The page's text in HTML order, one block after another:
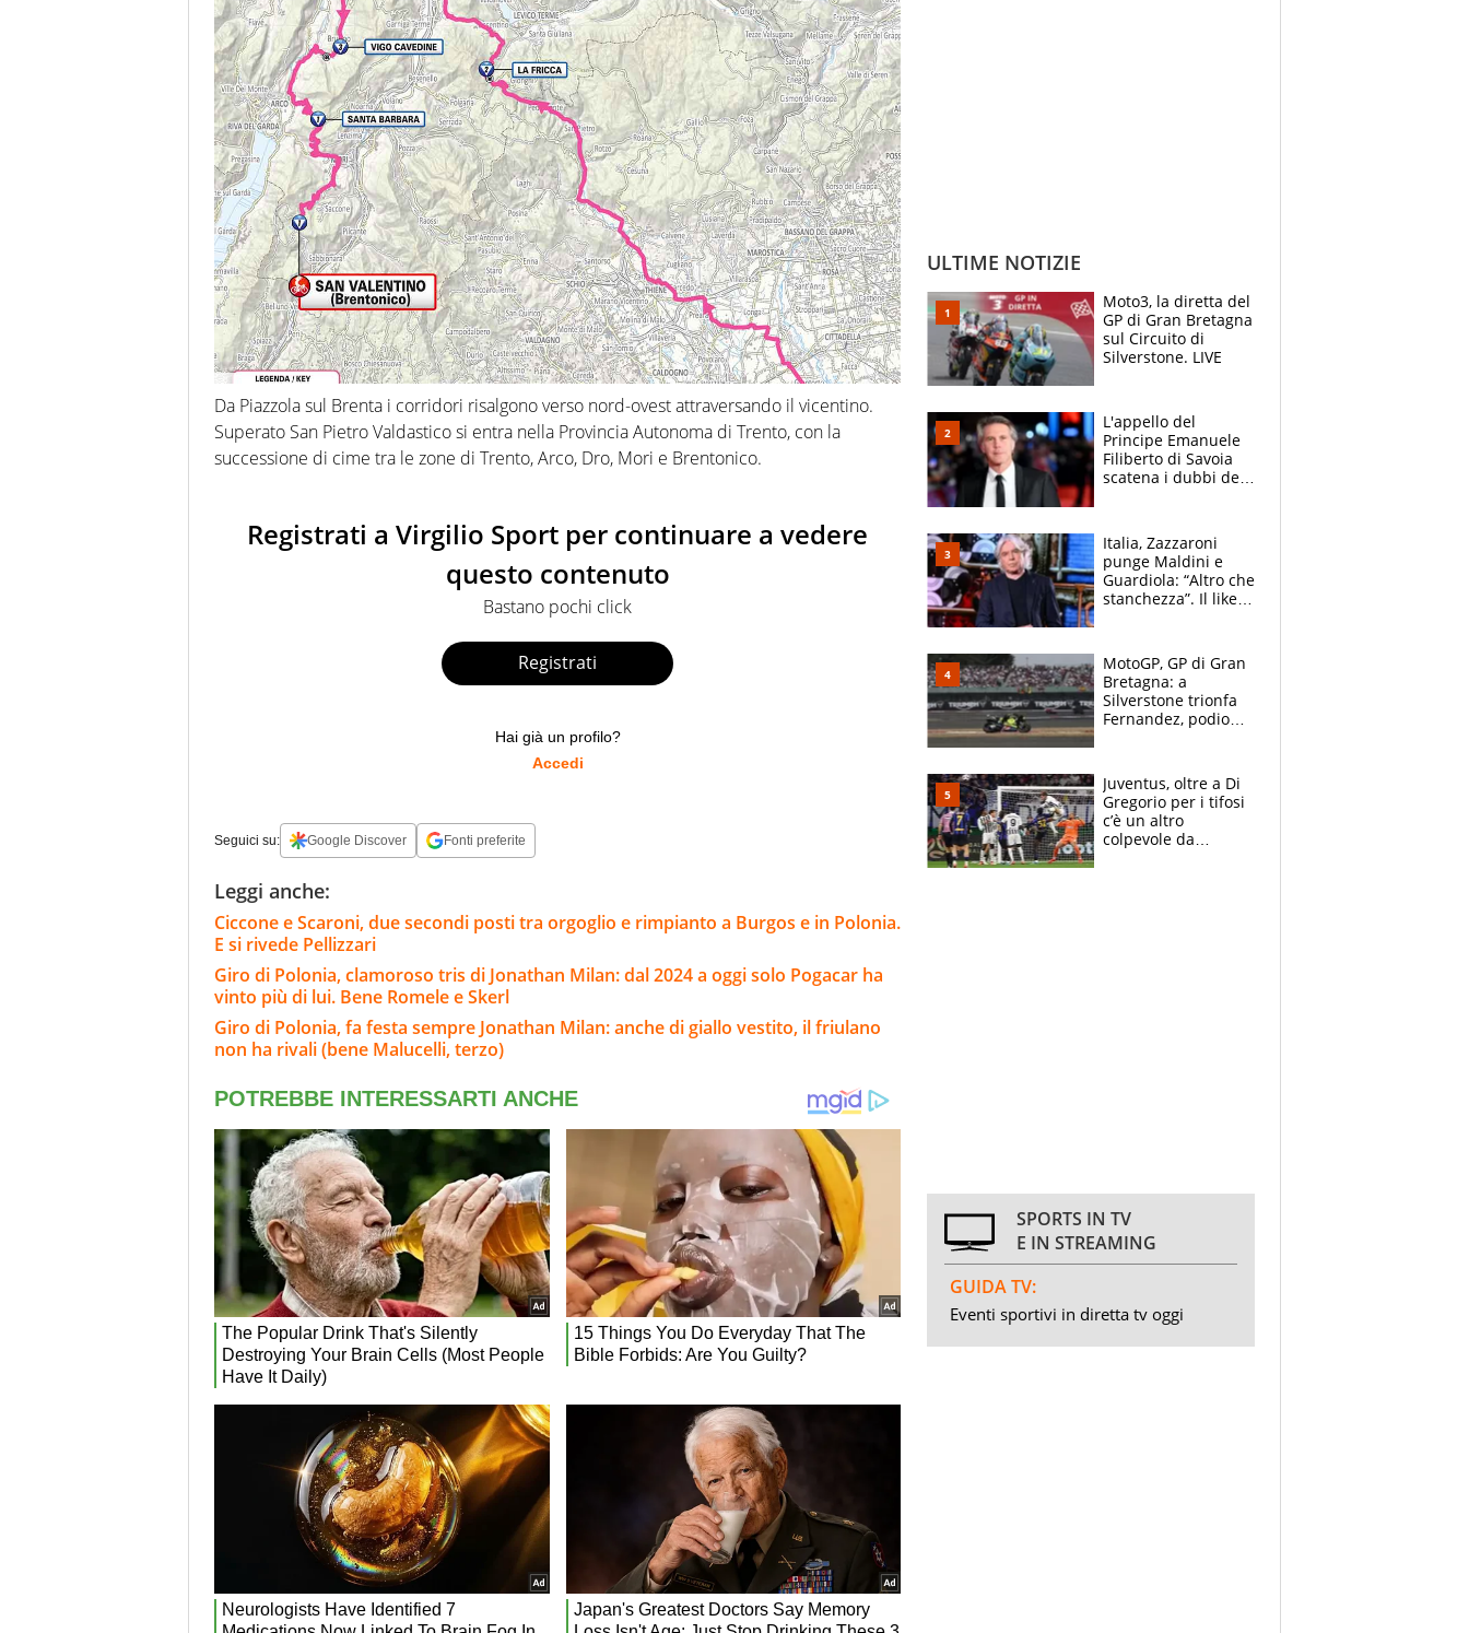
Da Piazzola sul Brenta i corridori risalgono verso nord-ovest attraversando il vicentino.
Superato San Pietro Valdastico si entra nella Provincia Autonoma di Trento, con la
successione di cime tra le zone di Trento, Arco, Dro, Mori e Brentonico.
Registrati a Virgilio Sport per continuare a vedere
questo contenuto
Bastano pochi click
Registrati
Hai già un profilo?
Accedi
Seguici su: Google Discover Fonti preferite
Leggi anche:
Ciccone e Scaroni, due secondi posti tra orgoglio e rimpianto a Burgos e in Polonia.
E si rivede Pellizzari
Giro di Polonia, clamoroso tris di Jonathan Milan: dal 2024 a oggi solo Pogacar ha
vinto più di lui. Bene Romele e Skerl
Giro di Polonia, fa festa sempre Jonathan Milan: anche di giallo vestito, il friulano
non ha rivali (bene Malucelli, terzo)
ULTIME NOTIZIE
Moto3, la diretta del
GP di Gran Bretagna
sul Circuito di
Silverstone. LIVE
L'appello del
Principe Emanuele
Filiberto di Savoia
scatena i dubbi dei
Italia, Zazzaroni
punge Maldini e
Guardiola: “Altro che
stanchezza”. Il like
MotoGP, GP di Gran
Bretagna: a
Silverstone trionfa
Fernandez, podio
ed eroico
Juventus, oltre a Di
Gregorio per i tifosi
c’è un altro
colpevole da
SPORTS IN TV
E IN STREAMING
GUIDA TV:
Eventi sportivi in diretta tv oggi